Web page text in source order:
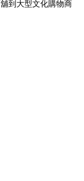
到大型文化購物商